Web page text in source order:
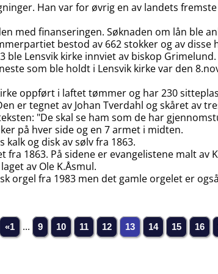
Han var for øvrig en av landets
med finanseringen. Søknaden om lån ble
bestod av 662 stokker og av disse
ble Lensvik kirke innviet av biskop
som ble holdt i Lensvik kirke var den
oppført i laftet tømmer og har 230
er tegnet av Johan Tverdahl og skåret av
"De skal se ham som de har
på hver side og en 7 armet i midten.
og disk av sølv fra 1863.
fra 1863. På sidene er evangelistene malt av
av Ole K.Åsmul.
orgel fra 1983 men det gamle orgelet er
«1 ... 9 10 11 12 13 14 15 16